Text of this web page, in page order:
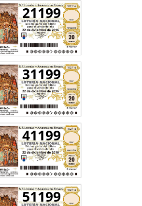
21199
31199
41199
51199